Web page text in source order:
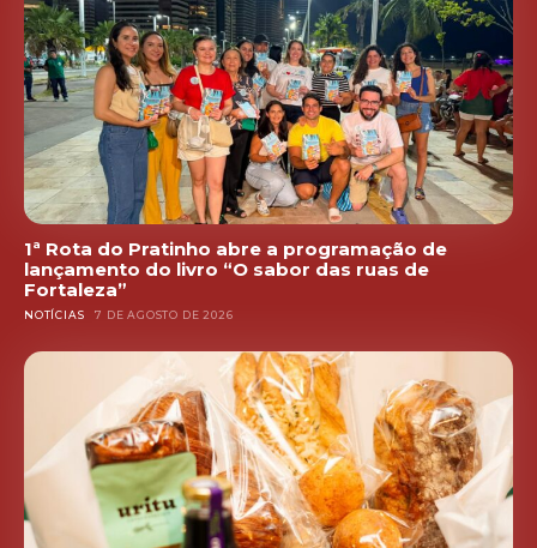
1ª Rota do Pratinho abre a programação de
lançamento do livro “O sabor das ruas de
Fortaleza”
NOTÍCIAS 7 DE AGOSTO DE 2026